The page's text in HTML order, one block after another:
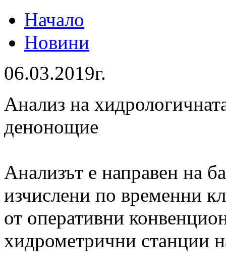
Начало
Новини
06.03.2019г.
Анализ на
денонощие
Анализът е направен на
изчислени по временни
от оперативни
хидрометрични